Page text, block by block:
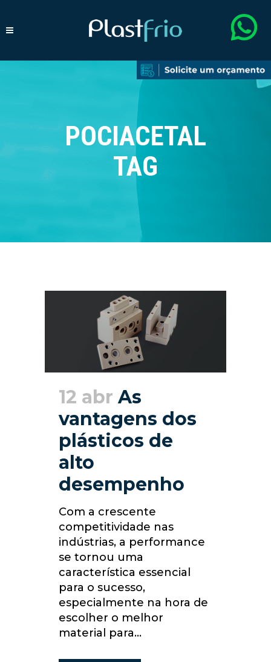
POCIACETAL
TAG
12 abr As
vantagens dos
plásticos de
alto
desempenho
Com a crescente
competitividade nas
indústrias, a performance
se tornou uma
característica essencial
para o sucesso,
especialmente na hora de
escolher o melhor
material para...